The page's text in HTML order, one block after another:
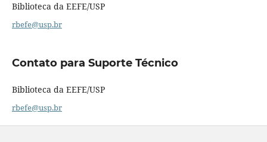
Biblioteca da EEFE/USP
rbefe@usp.br
Contato para Suporte Técnico
Biblioteca da EEFE/USP
rbefe@usp.br